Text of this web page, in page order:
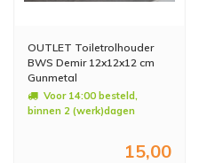
OUTLET Toiletrolhouder
BWS Demir 12x12x12 cm
Gunmetal
Voor 14:00 besteld,
binnen 2 (werk)dagen
15,00